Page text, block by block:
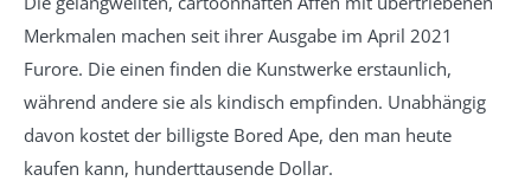
Merkmalen machen seit ihrer Ausgabe im April 2021
Furore. Die einen finden die Kunstwerke erstaunlich,
während andere sie als kindisch empfinden. Unabhängig
davon kostet der billigste Bored Ape, den man heute
kaufen kann, hunderttausende Dollar.